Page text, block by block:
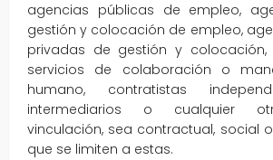
agencias públicas de empleo,
gestión y colocación de empleo,
privadas de gestión y colocación,
servicios de colaboración o
humano, contratistas
intermediarios o cualquier
vinculación, sea contractual, social
que se limiten a estas.